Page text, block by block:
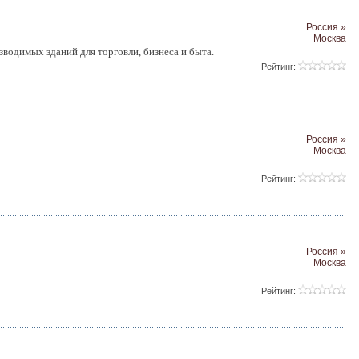
Россия »
Москва
зданий для торговли, бизнеса и быта.
Рейтинг:
Россия »
Москва
Рейтинг:
Россия »
Москва
Рейтинг: